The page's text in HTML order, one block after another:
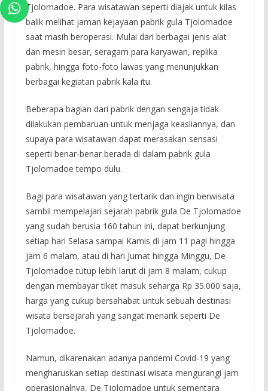
Tjolomadoe. Para wisatawan seperti diajak untuk kilas
balik melihat jaman kejayaan pabrik gula Tjolomadoe
saat masih beroperasi. Mulai dari berbagai jenis alat
dan mesin besar, seragam para karyawan, replika
pabrik, hingga foto-foto lawas yang menunjukkan
berbagai kegiatan pabrik kala itu.
Beberapa bagian dari pabrik dengan sengaja tidak
dilakukan pembaruan untuk menjaga keasliannya, dan
supaya para wisatawan dapat merasakan sensasi
seperti benar-benar berada di dalam pabrik gula
Tjolomadoe tempo dulu.
Bagi para wisatawan yang tertarik dan ingin berwisata
sambil mempelajari sejarah pabrik gula De Tjolomadoe
yang sudah berusia 160 tahun ini, dapat berkunjung
setiap hari Selasa sampai Kamis di jam 11 pagi hingga
jam 6 malam, atau di hari Jumat hingga Minggu, De
Tjolomadoe tutup lebih larut di jam 8 malam, cukup
dengan membayar tiket masuk seharga Rp 35.000 saja,
harga yang cukup bersahabat untuk sebuah destinasi
wisata bersejarah yang sangat menarik seperti De
Tjolomadoe.
Namun, dikarenakan adanya pandemi Covid-19 yang
mengharuskan setiap destinasi wisata mengurangi jam
operasionalnya, De Tjolomadoe untuk sementara